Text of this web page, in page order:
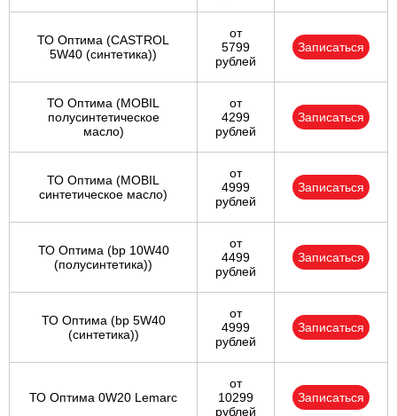
ТО Оптима (CASTROL
5W40 (синтетика))
от
5799
рублей
Записаться
ТО Оптима (MOBIL
полусинтетическое
масло)
от
4299
рублей
Записаться
ТО Оптима (MOBIL
синтетическое масло)
от
4999
рублей
Записаться
ТО Оптима (bp 10W40
(полусинтетика))
от
4499
рублей
Записаться
ТО Оптима (bp 5W40
(синтетика))
от
4999
рублей
Записаться
ТО Оптима 0W20 Lemarc
от
10299
рублей
Записаться